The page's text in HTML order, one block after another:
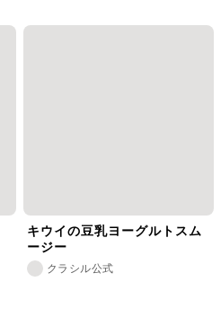
キウイの豆乳ヨーグルトスム
ージー
クラシル公式